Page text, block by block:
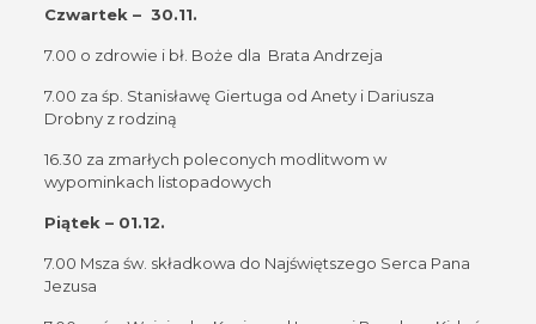
Czwartek – 30.11.
7.00 o zdrowie i bł. Boże dla Brata Andrzeja
7.00 za śp. Stanisławę Giertuga od Anety i Dariusza
Drobny z rodziną
16.30 za zmarłych poleconych modlitwom w
wypominkach listopadowych
Piątek – 01.12.
7.00 Msza św. składkowa do Najświętszego Serca Pana
Jezusa